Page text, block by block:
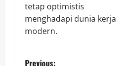
tetap optimistis
menghadapi dunia kerja
modern.
Previous: